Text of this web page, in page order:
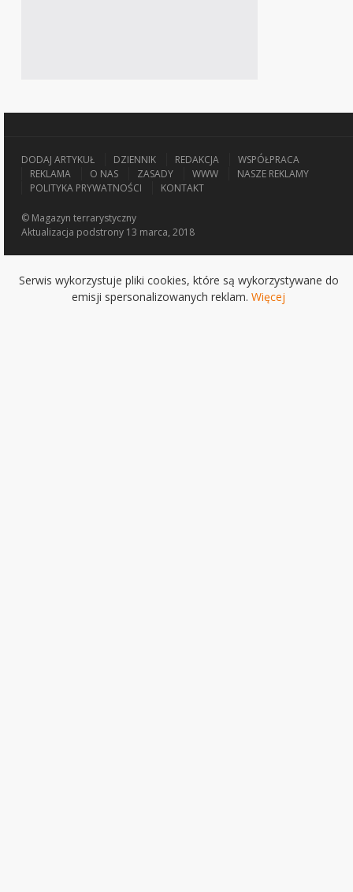
DODAJ ARTYKUŁ DZIENNIK REDAKCJA
WSPÓŁPRACA
REKLAMA
O NAS ZASADY WWW
NASZE REKLAMY
POLITYKA PRYWATNOŚCI
KONTAKT
© Magazyn terrarystyczny
Aktualizacja podstrony 13 marca, 2018
Serwis wykorzystuje pliki cookies, które są wykorzystywane do
emisji spersonalizowanych reklam. Więcej